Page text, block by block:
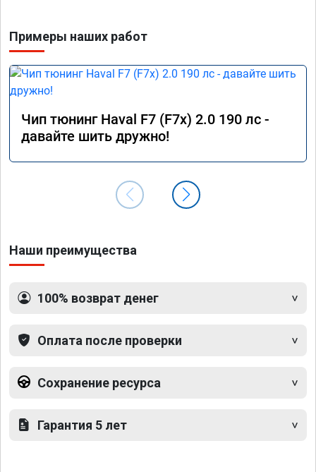
Примеры наших работ
Чип тюнинг Haval F7 (F7x) 2.0 190 лс -
давайте шить дружно!
Наши преимущества
100% возврат денег
Оплата после проверки
Сохранение ресурса
Гарантия 5 лет